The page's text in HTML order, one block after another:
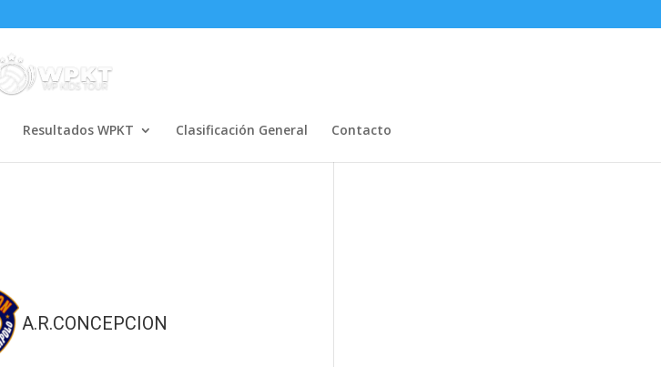
Resultados WPKT Clasificación General Contacto
A.R.CONCEPCION